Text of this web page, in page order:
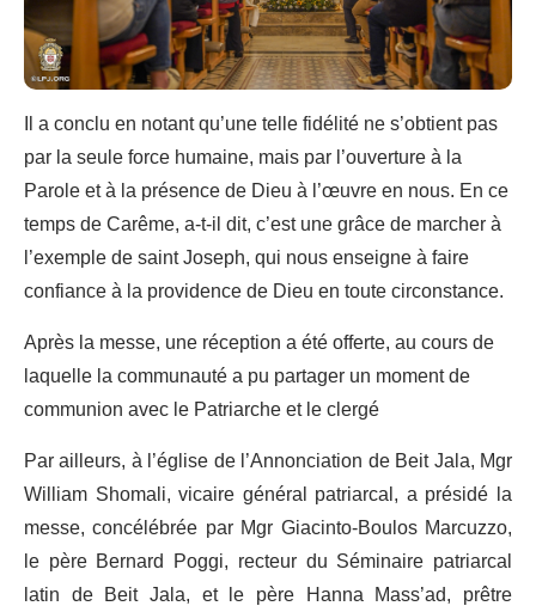
Il a conclu en notant qu’une telle fidélité ne s’obtient pas
par la seule force humaine, mais par l’ouverture à la
Parole et à la présence de Dieu à l’œuvre en nous. En ce
temps de Carême, a-t-il dit, c’est une grâce de marcher à
l’exemple de saint Joseph, qui nous enseigne à faire
confiance à la providence de Dieu en toute circonstance.
Après la messe, une réception a été offerte, au cours de
laquelle la communauté a pu partager un moment de
communion avec le Patriarche et le clergé
Par ailleurs, à l’église de l’Annonciation de Beit Jala, Mgr
William Shomali, vicaire général patriarcal, a présidé la
messe, concélébrée par Mgr Giacinto-Boulos Marcuzzo,
le père Bernard Poggi, recteur du Séminaire patriarcal
latin de Beit Jala, et le père Hanna Mass’ad, prêtre